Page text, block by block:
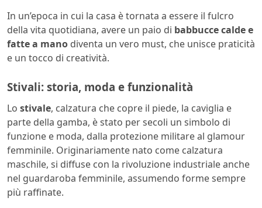
In un’epoca in cui la casa è tornata a essere il fulcro
della vita quotidiana, avere un paio di babbucce calde e
fatte a mano diventa un vero must, che unisce praticità
e un tocco di creatività.
Stivali: storia, moda e funzionalità
Lo stivale, calzatura che copre il piede, la caviglia e
parte della gamba, è stato per secoli un simbolo di
funzione e moda, dalla protezione militare al glamour
femminile. Originariamente nato come calzatura
maschile, si diffuse con la rivoluzione industriale anche
nel guardaroba femminile, assumendo forme sempre
più raffinate.